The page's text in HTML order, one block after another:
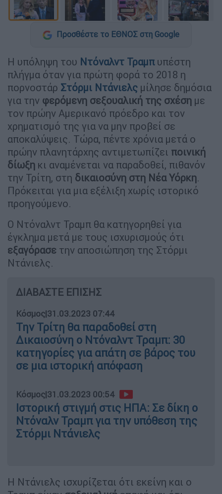
Προσθέστε το ΕΘΝΟΣ στη Google
Η υπόληψη του Ντόναλντ Τραμπυπέστη
πλήγμα όταν για πρώτη φορά το 2018 η
πορνοστάρ Στόρμι Ντάνιελς μίλησε δημόσια
για την φερόμενη σεξουαλική της σχέση με
τον πρώην Αμερικανό πρόεδρο και τον
χρηματισμό της για να μην προβεί σε
αποκαλύψεις. Τώρα, πέντε χρόνια μετά ο
πρώην πλανητάρχης αντιμετωπίζει ποινική
δίωξη κι αναμένεται να παραδοθεί, πιθανόν
την Τρίτη, στη δικαιοσύνη στη Νέα Υόρκη.
Πρόκειται για μια εξέλιξη χωρίς ιστορικό
προηγούμενο.
Ο Ντόναλντ Τραμπ θα κατηγορηθεί για
έγκλημα μετά με τους ισχυρισμούς ότι
εξαγόρασε την αποσιώπηση της Στόρμι
Ντάνιελς.
ΔΙΑΒΑΣΤΕ ΕΠΙΣΗΣ
Κόσμος|31.03.2023 07:44
Την Τρίτη θα παραδοθεί στη
Δικαιοσύνη ο Ντόναλντ Τραμπ: 30
κατηγορίες για απάτη σε βάρος του
σε μια ιστορική απόφαση
Κόσμος|31.03.2023 00:54
Ιστορική στιγμή στις ΗΠΑ: Σε δίκη ο
Ντόναλν Τραμπ για την υπόθεση της
Στόρμι Ντάνιελς
Η Ντάνιελς ισχυρίζεται ότι εκείνη και ο